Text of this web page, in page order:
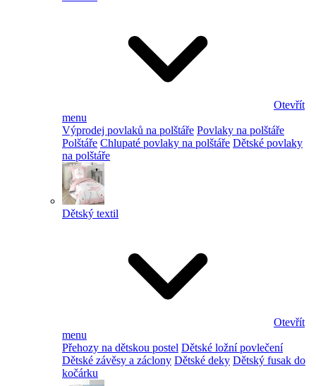
Otevřít
menu
Výprodej povlaků na polštáře Povlaky na polštáře
Polštáře Chlupaté povlaky na polštáře Dětské povlaky
na polštáře
Dětský textil
Otevřít
menu
Přehozy na dětskou postel Dětské ložní povlečení
Dětské závěsy a záclony Dětské deky Dětský fusak do
kočárku